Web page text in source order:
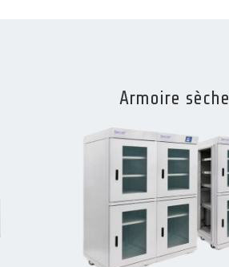
Armoire sèche